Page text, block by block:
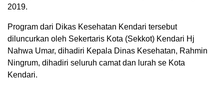
2019.
Program dari Dikas Kesehatan Kendari tersebut
diluncurkan oleh Sekertaris Kota (Sekkot) Kendari Hj
Nahwa Umar, dihadiri Kepala Dinas Kesehatan, Rahmin
Ningrum, dihadiri seluruh camat dan lurah se Kota
Kendari.